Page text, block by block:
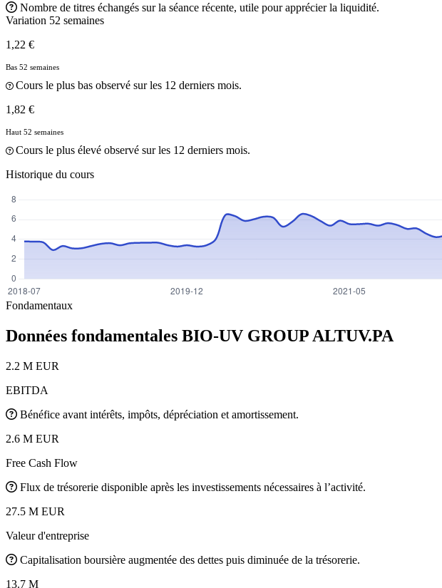
Nombre de titres échangés sur la séance récente, utile pour apprécier la liquidité.
Variation 52 semaines
1,22 €
Bas 52 semaines
Cours le plus bas observé sur les 12 derniers mois.
1,82 €
Haut 52 semaines
Cours le plus élevé observé sur les 12 derniers mois.
Historique du cours
Fondamentaux
Données fondamentales BIO-UV GROUP ALTUV.PA
2.2 M EUR
EBITDA
Bénéfice avant intérêts, impôts, dépréciation et amortissement.
2.6 M EUR
Free Cash Flow
Flux de trésorerie disponible après les investissements nécessaires à l’activité.
27.5 M EUR
Valeur d'entreprise
Capitalisation boursière augmentée des dettes puis diminuée de la trésorerie.
13.7 M